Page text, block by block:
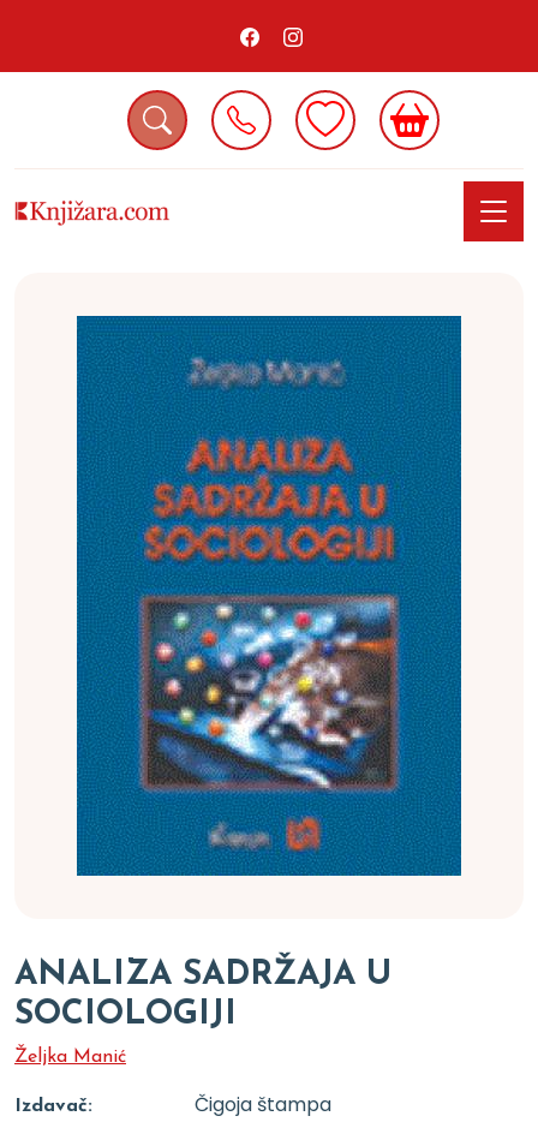
ANALIZA SADRŽAJA U
SOCIOLOGIJI
Željka Manić
Izdavač: Čigoja štampa